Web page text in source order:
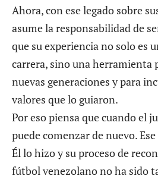
Ahora, con ese legado sobre
asume la responsabilidad de
que su experiencia no solo es
carrera, sino una herramienta
nuevas generaciones y para
valores que lo guiaron.
Por eso piensa que cuando el
puede comenzar de nuevo.
Él lo hizo y su proceso de
fútbol venezolano no ha sido